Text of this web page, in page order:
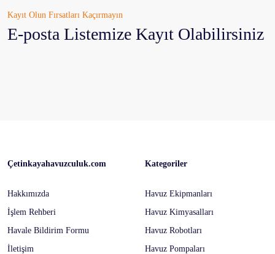
Kayıt Olun Fırsatları Kaçırmayın
E-posta Listemize Kayıt Olabilirsiniz
Çetinkayahavuzculuk.com
Hakkımızda
İşlem Rehberi
Havale Bildirim Formu
İletişim
Kategoriler
Havuz Ekipmanları
Havuz Kimyasalları
Havuz Robotları
Havuz Pompaları